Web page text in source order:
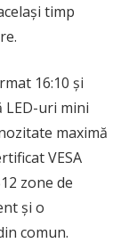
timp
16:10 și
LED-uri mini
maximă
VESA
zone de
și o
comun.